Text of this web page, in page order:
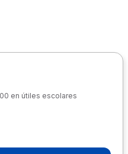
en útiles escolares